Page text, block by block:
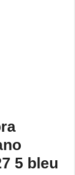
5 bleu